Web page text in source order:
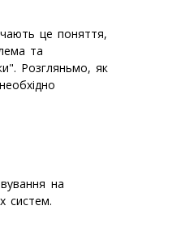
це поняття,
та
Розгляньмо, як
на
систем.